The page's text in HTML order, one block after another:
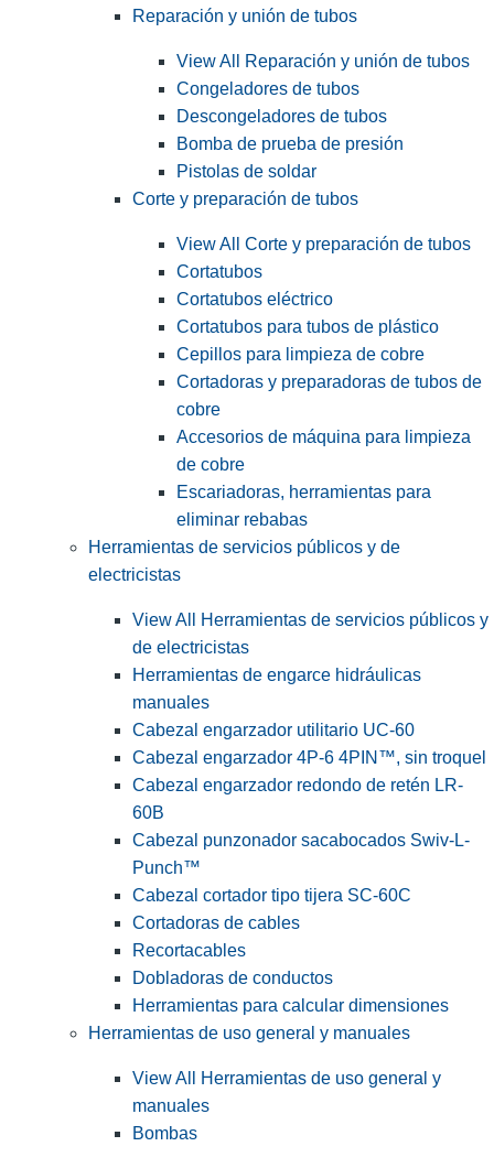
Reparación y unión de tubos
View All Reparación y unión de tubos
Congeladores de tubos
Descongeladores de tubos
Bomba de prueba de presión
Pistolas de soldar
Corte y preparación de tubos
View All Corte y preparación de tubos
Cortatubos
Cortatubos eléctrico
Cortatubos para tubos de plástico
Cepillos para limpieza de cobre
Cortadoras y preparadoras de tubos de
cobre
Accesorios de máquina para limpieza
de cobre
Escariadoras, herramientas para
eliminar rebabas
Herramientas de servicios públicos y de
electricistas
View All Herramientas de servicios públicos y
de electricistas
Herramientas de engarce hidráulicas
manuales
Cabezal engarzador utilitario UC-60
Cabezal engarzador 4P-6 4PIN™, sin troquel
Cabezal engarzador redondo de retén LR-
60B
Cabezal punzonador sacabocados Swiv-L-
Punch™
Cabezal cortador tipo tijera SC-60C
Cortadoras de cables
Recortacables
Dobladoras de conductos
Herramientas para calcular dimensiones
Herramientas de uso general y manuales
View All Herramientas de uso general y
manuales
Bombas